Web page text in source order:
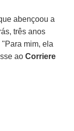
abençoou a
três anos
"Para mim, ela
aoCorriere